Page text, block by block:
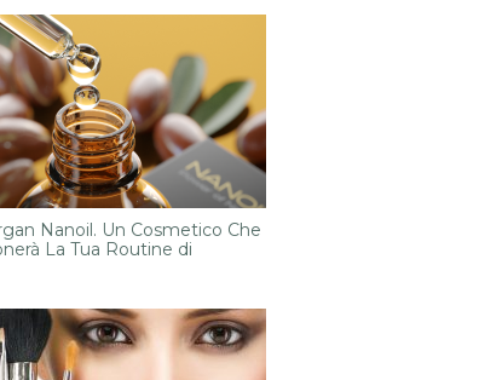
Nanoil. Un Cosmetico Che
La Tua Routine di